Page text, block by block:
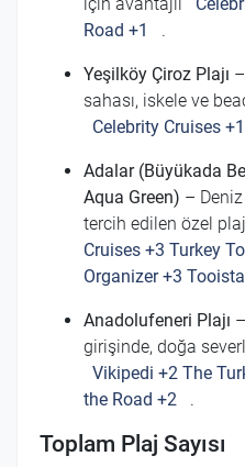
için avantajlı
Road +1 .
Yeşilköy Çiroz Plajı
sahası, iskele ve
Celebrity Cruises +1
Adalar (Büyükada
Aqua Green) –
tercih edilen özel
Cruises +3 Turkey
Organizer +3
Anadolufeneri Plajı
girişinde, doğa
Vikipedi +2 The
the Road +2 .
Toplam Plaj Sayısı